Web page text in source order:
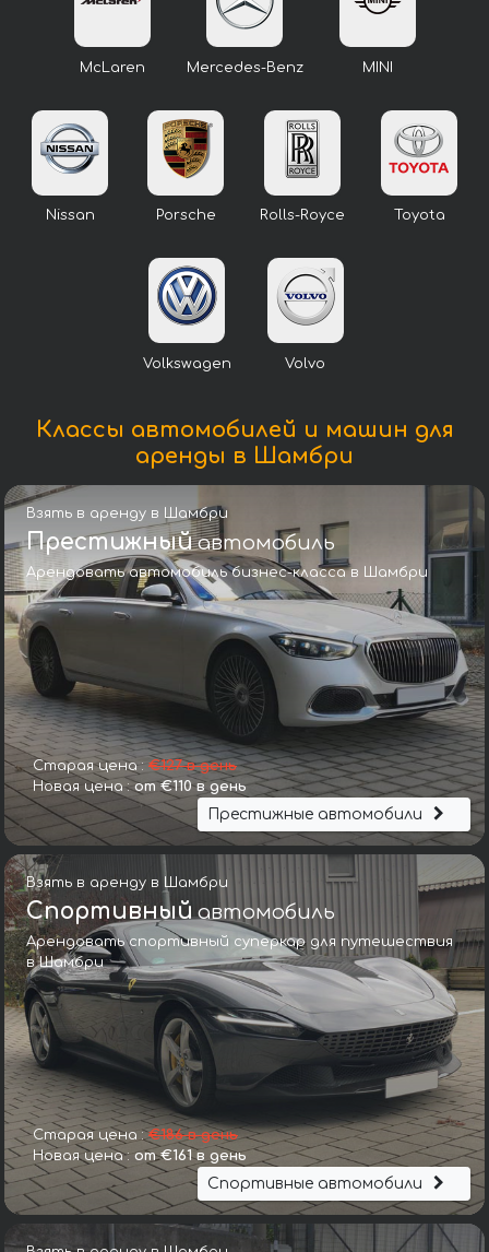
McLaren Mercedes-Benz MINI
Nissan Porsche Rolls-Royce Toyota
Volkswagen Volvo
Классы автомобилей и машин для
аренды в Шамбри
Взять в аренду в Шамбри
Престижныйавтомобиль
Арендовать автомобиль бизнес-класса в Шамбри
Старая цена : €127 в день
Новая цена :от €110 в день
Престижные автомобили
Взять в аренду в Шамбри
Спортивныйавтомобиль
Арендовать спортивный суперкар для путешествия
в Шамбри
Старая цена :€186 в день
Новая цена : от €161 в день
Спортивные автомобили